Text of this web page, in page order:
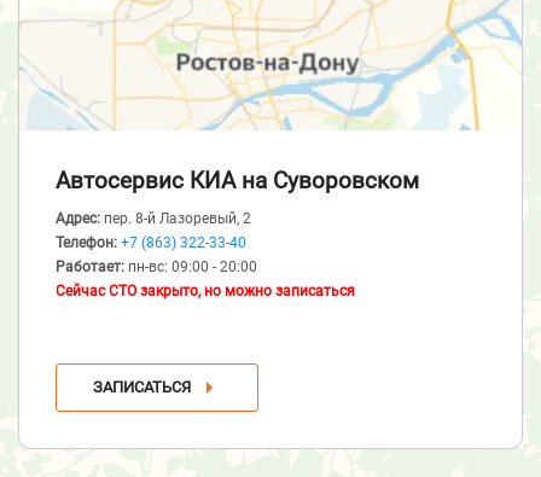
Автосервис КИА на Суворовском
Адрес: пер. 8-й Лазоревый, 2
Телефон: +7 (863) 322-33-40
Работает: пн-вс: 09:00 - 20:00
Сейчас СТО закрыто, но можно записаться
ЗАПИСАТЬСЯ